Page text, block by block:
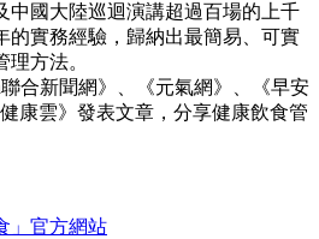
中國大陸巡迴演講超過百場的上千
的實務經驗，歸納出最簡易、可實
方法。
合新聞網》、《元氣網》、《早安
康雲》發表文章，分享健康飲食管
」官方網站